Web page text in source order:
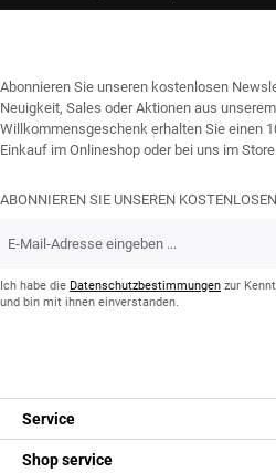
Abonnieren Sie unseren kostenlosen
Neuigkeit, Sales oder Aktionen aus
Willkommensgeschenk erhalten Sie einen
Einkauf im Onlineshop oder bei uns im
ABONNIEREN SIE UNSEREN
Mail-
*Ich habe die Datenschutzbestimmungen zur
und bin mit ihnen einverstanden.
Service
Shop service